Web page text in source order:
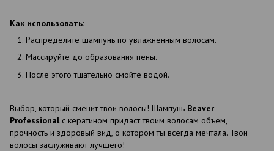
Как использовать:
Распределите шампунь по увлажненным волосам.
Массируйте до образования пены.
После этого тщательно смойте водой.
Выбор, который сменит твои волосы! Шампунь Beaver
Professional с кератином придаст твоим волосам объем,
прочность и здоровый вид, о котором ты всегда мечтала. Твои
волосы заслуживают лучшего!